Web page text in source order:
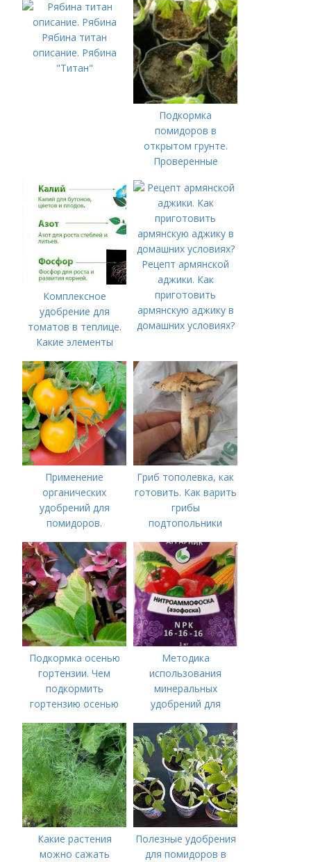
Рябина титан
описание. Рябина
"Титан"
Подкормка
помидоров в
открытом грунте.
Проверенные
минеральные
удобрения
Комплексное
удобрение для
томатов в теплице.
Какие элементы
особенности их
внесения
Рецепт армянской
аджики. Как
приготовить
армянскую аджику в
домашних условиях?
Применение
органических
удобрений для
помидоров.
удобрения для
томатов
Гриб тополевка, как
готовить. Как варить
грибы
подтопольники
Подкормка осенью
гортензии. Чем
подкормить
гортензию осенью
Методика
использования
минеральных
удобрений для
Минеральное
питание
Какие растения
можно сажать
Полезные удобрения
для помидоров в